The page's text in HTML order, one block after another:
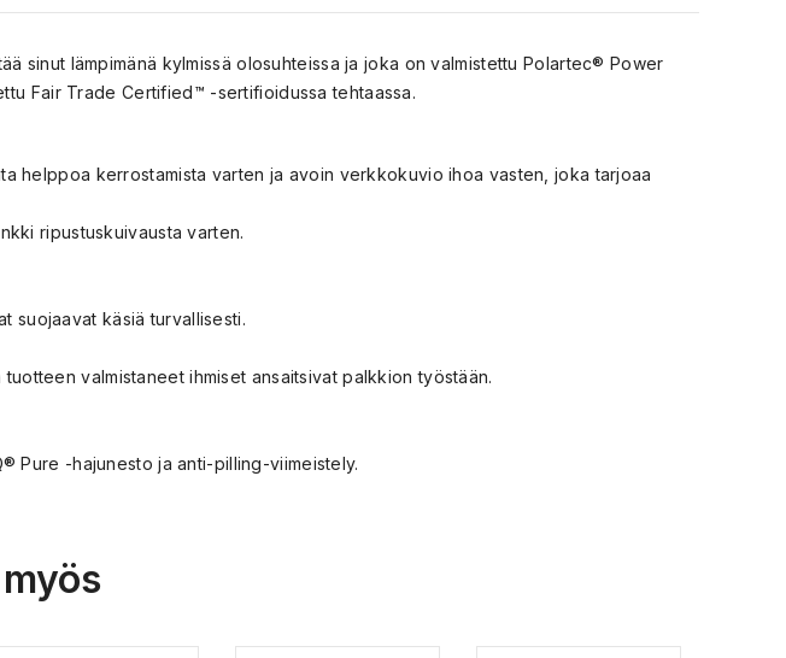
sinut lämpimänä kylmissä olosuhteissa ja joka on valmistettu Polartec® Power
Fair Trade Certified™ -sertifioidussa tehtaassa.
helppoa kerrostamista varten ja avoin verkkokuvio ihoa vasten, joka tarjoaa
ripustuskuivausta varten.
suojaavat käsiä turvallisesti.
valmistaneet ihmiset ansaitsivat palkkion työstään.
Pure -hajunesto ja anti-pilling-viimeistely.